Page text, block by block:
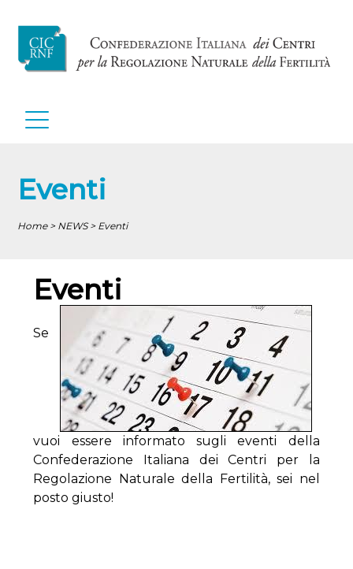
Eventi
Home > NEWS > Eventi
Eventi
Se
vuoi essere informato sugli eventi della
Confederazione Italiana dei Centri per la
Regolazione Naturale della Fertilità, sei nel
posto giusto!